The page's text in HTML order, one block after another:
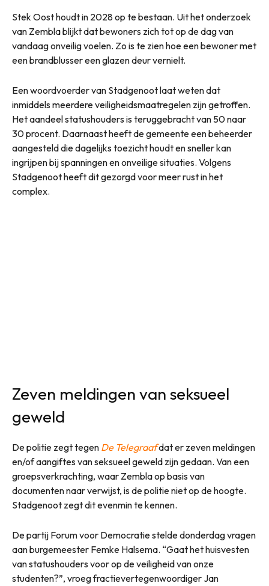
Stek Oost houdt in 2028 op te bestaan. Uit het onderzoek
van Zembla blijkt dat bewoners zich tot op de dag van
vandaag onveilig voelen. Zo is te zien hoe een bewoner met
een brandblusser een glazen deur vernielt.
Een woordvoerder van Stadgenoot laat weten dat
inmiddels meerdere veiligheidsmaatregelen zijn getroffen.
Het aandeel statushouders is teruggebracht van 50 naar
30 procent. Daarnaast heeft de gemeente een beheerder
aangesteld die dagelijks toezicht houdt en sneller kan
ingrijpen bij spanningen en onveilige situaties. Volgens
Stadgenoot heeft dit gezorgd voor meer rust in het
complex.
Zeven meldingen van seksueel
geweld
De politie zegt tegen De Telegraafdat er zeven meldingen
en/of aangiftes van seksueel geweld zijn gedaan. Van een
groepsverkrachting, waar Zembla op basis van
documenten naar verwijst, is de politie niet op de hoogte.
Stadgenoot zegt dit evenmin te kennen.
De partij Forum voor Democratie stelde donderdag vragen
aan burgemeester Femke Halsema. “Gaat het huisvesten
van statushouders voor op de veiligheid van onze
studenten?”, vroeg fractievertegenwoordiger Jan